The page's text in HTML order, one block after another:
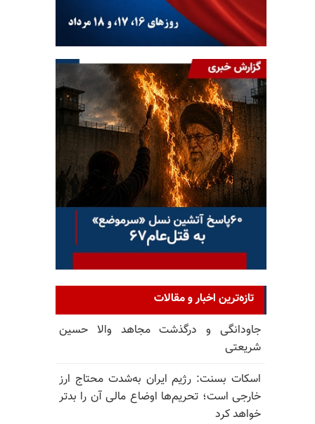
تازه‌ترین اخبار و مقالات
جاودانگی و درگذشت مجاهد والا حسین
شریعتی
اسکات بسنت: رژیم ایران به‌شدت محتاج ارز
خارجی است؛ تحریم‌ها اوضاع مالی آن را بدتر
خواهد کرد